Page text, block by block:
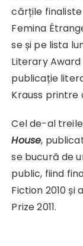
cărțile finaliste
Femina
se și pe lista
Literary
publicație
Krauss printre
Cel de-al
House,
se bucură de
public, fiind
Fiction 2010
Prize 2011.